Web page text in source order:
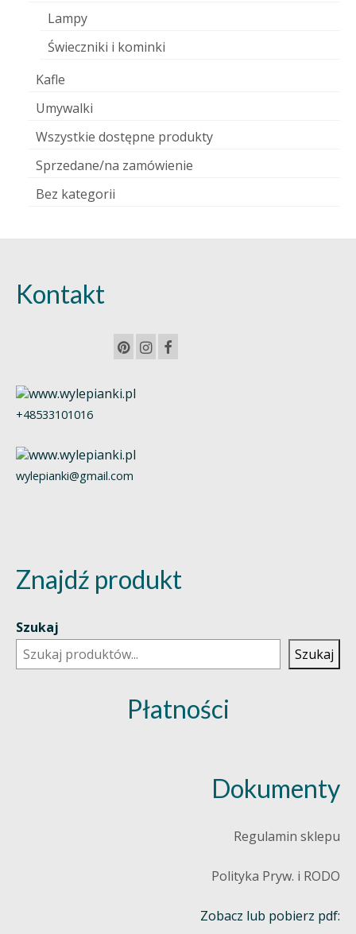
Lampy
Świeczniki i kominki
Kafle
Umywalki
Wszystkie dostępne produkty
Sprzedane/na zamówienie
Bez kategorii
Kontakt
+48533101016
wylepianki@gmail.com
Znajdź produkt
Szukaj
Szukaj
Płatności
Dokumenty
Regulamin sklepu
Polityka Pryw. i RODO
Zobacz lub pobierz pdf: